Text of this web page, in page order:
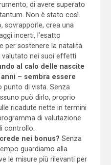
di avere superato
Non è stato così.
sovrapporle, crea una
incerti, l’esatto
per sostenere la natalità.
valutato nei suoi effetti
al calo delle nascite
– sembra essere
punto di vista. Senza
può dirlo, proprio
ricadute nette in termini
di valutazione
controllo.
nei bonus? Senza
guardiamo alla
le misure più rilevanti per